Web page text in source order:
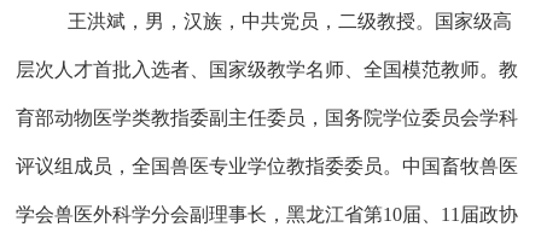
王洪斌，男，汉族，中共党员，二级教授。国家级高
层次人才首批入选者、国家级教学名师、全国模范教师。教
育部动物医学类教指委副主任委员，国务院学位委员会学科
评议组成员，全国兽医专业学位教指委委员。中国畜牧兽医
学会兽医外科学分会副理事长，黑龙江省第10届、11届政协